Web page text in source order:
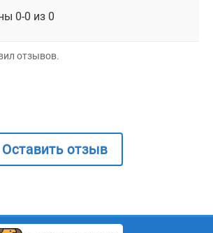
0-0 из 0
отзывов.
Оставить отзыв